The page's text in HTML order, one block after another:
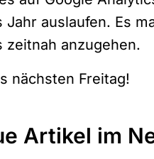
auslaufen. Es
zeitnah anzugehen.
nächsten Freitag!
Artikel im